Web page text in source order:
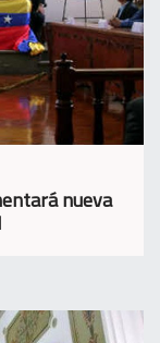
nueva